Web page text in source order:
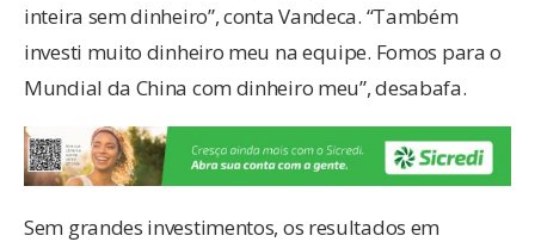
inteira sem dinheiro”, conta Vandeca. “Também
investi muito dinheiro meu na equipe. Fomos para o
Mundial da China com dinheiro meu”, desabafa.
Sem grandes investimentos, os resultados em